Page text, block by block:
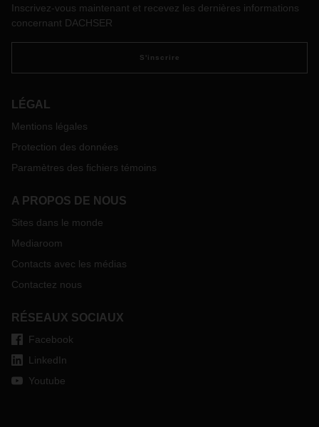
d’investissements considérables dans le réseau logistique,
la numérisation, la lutte contre le changement climatique et
les collaborateurs définissent clairement la voie à suivre
Inscrivez-vous maintenant et recevez les dernières informations
concernant DACHSER
S'inscrire
LÉGAL
Mentions légales
Protection des données
Paramètres des fichiers témoins
A PROPOS DE NOUS
Sites dans le monde
Mediaroom
Contacts avec les médias
Contactez nous
RÉSEAUX SOCIAUX
Facebook
LinkedIn
Youtube